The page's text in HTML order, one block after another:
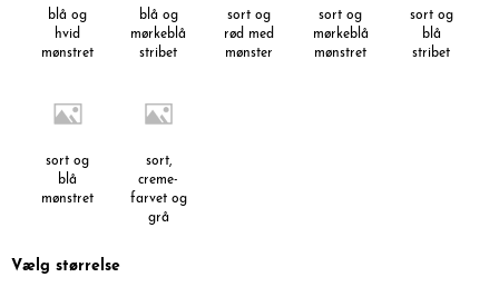
blå og
hvid
mønstret
blå og
mørkeblå
stribet
sort og
rød med
mønster
sort og
mørkeblå
mønstret
sort og
blå
stribet
sort og
blå
mønstret
sort,
creme-
farvet og
grå
Vælg størrelse